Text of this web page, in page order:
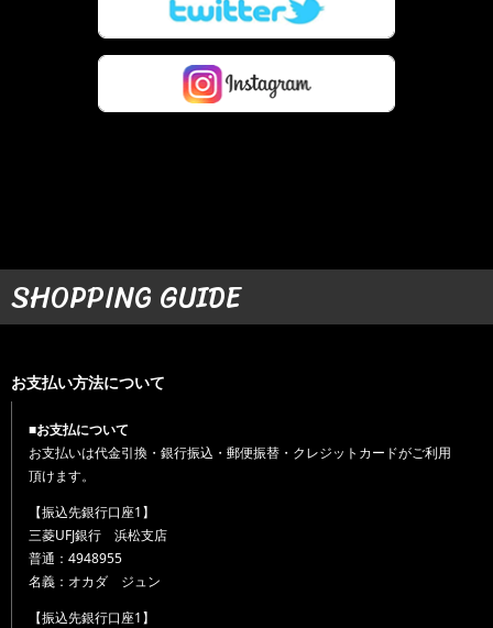
SHOPPING GUIDE
お支払い方法について
■お支払について
お支払いは代金引換・銀行振込・郵便振替・クレジットカードがご利用
頂けます。
【振込先銀行口座1】
三菱UFJ銀行 浜松支店
普通：4948955
名義：オカダ ジュン
【振込先銀行口座1】